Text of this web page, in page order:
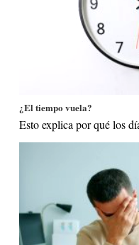
¿El tiempo vuela?
Esto explica por qué los